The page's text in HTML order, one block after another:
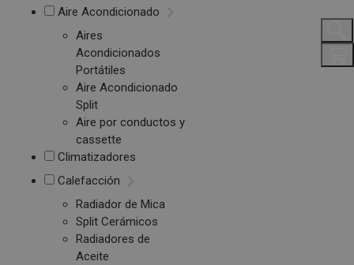
Aire Acondicionado
Aires
Acondicionados
Portátiles
Aire Acondicionado
Split
Aire por conductos y
cassette
Climatizadores
Calefacción
Radiador de Mica
Split Cerámicos
Radiadores de
Aceite